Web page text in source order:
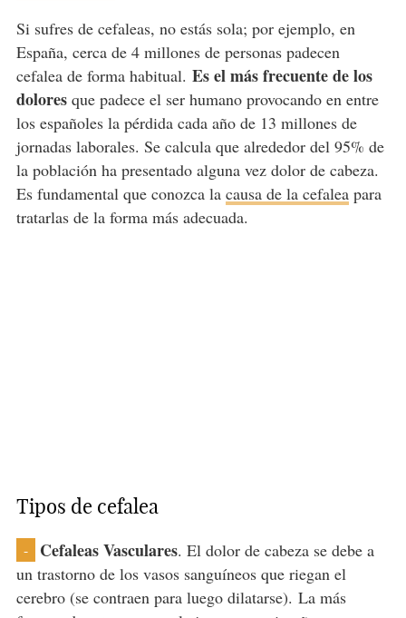
Si sufres de cefaleas, no estás sola; por ejemplo, en
España, cerca de 4 millones de personas padecen
cefalea de forma habitual. Es el más frecuente de los
doloresque padece el ser humano provocando en entre
los españoles la pérdida cada año de 13 millones de
jornadas laborales. Se calcula que alrededor del 95% de
la población ha presentado alguna vez dolor de cabeza.
Es fundamental que conozca la causa de la cefaleapara
tratarlas de la forma más adecuada.
Tipos de cefalea
- Cefaleas Vasculares. El dolor de cabeza se debe a
un trastorno de los vasos sanguíneos que riegan el
cerebro (se contraen para luego dilatarse). La más